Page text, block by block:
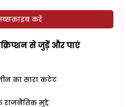
करें
से जुड़ेें और पाएं
का सारा कंटेंट
मुद्दे